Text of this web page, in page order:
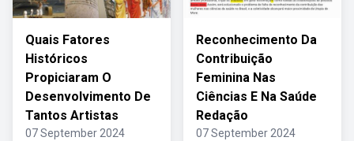
Quais Fatores
Históricos
Propiciaram O
Desenvolvimento De
Tantos Artistas
07 September 2024
Reconhecimento Da
Contribuição
Feminina Nas
Ciências E Na Saúde
Redação
07 September 2024